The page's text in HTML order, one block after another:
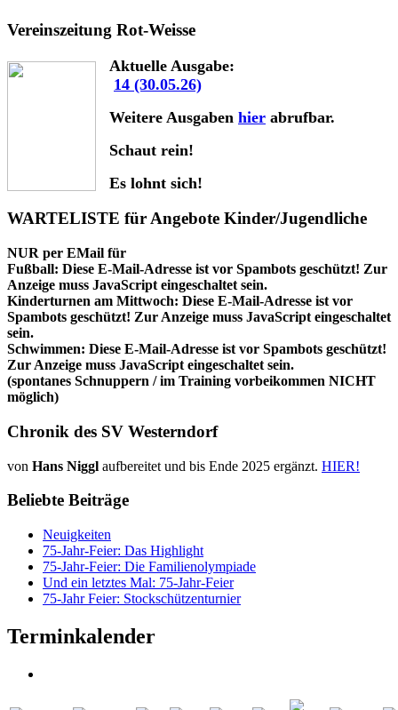
Vereinszeitung Rot-Weisse
Aktuelle Ausgabe:
14 (30.05.26)
Weitere Ausgaben hier abrufbar.
Schaut rein!
Es lohnt sich!
WARTELISTE für Angebote Kinder/Jugendliche
NUR per EMail für
Fußball: Diese E-Mail-Adresse ist vor Spambots geschützt! Zur
Anzeige muss JavaScript eingeschaltet sein.
Kinderturnen am Mittwoch: Diese E-Mail-Adresse ist vor
Spambots geschützt! Zur Anzeige muss JavaScript eingeschaltet
sein.
Schwimmen: Diese E-Mail-Adresse ist vor Spambots geschützt!
Zur Anzeige muss JavaScript eingeschaltet sein.
(spontanes Schnuppern / im Training vorbeikommen NICHT
möglich)
Chronik des SV Westerndorf
von Hans Niggl aufbereitet und bis Ende 2025 ergänzt. HIER!
Beliebte Beiträge
Neuigkeiten
75-Jahr-Feier: Das Highlight
75-Jahr-Feier: Die Familienolympiade
Und ein letztes Mal: 75-Jahr-Feier
75-Jahr Feier: Stockschützenturnier
Terminkalender